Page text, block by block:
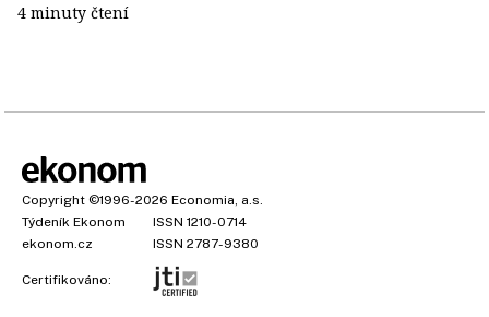
4 minuty čtení
Copyright ©1996-2026 Economia, a.s.
Týdeník Ekonom
ISSN 1210-0714
ekonom.cz
ISSN 2787-9380
Certifikováno: